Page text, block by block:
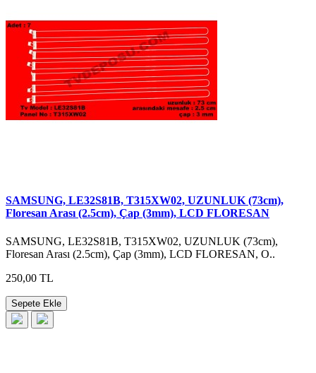
SAMSUNG, LE32S81B, T315XW02, UZUNLUK (73cm),
Floresan Arası (2.5cm), Çap (3mm), LCD FLORESAN
SAMSUNG, LE32S81B, T315XW02, UZUNLUK (73cm),
Floresan Arası (2.5cm), Çap (3mm), LCD FLORESAN, O..
250,00 TL
Sepete Ekle